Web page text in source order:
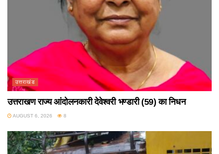
उत्तराखंड
उत्तराखण राज्य आंदोलनकारी देवेश्वरी भण्डारी (59) का निधन
AUGUST 6, 2026 8